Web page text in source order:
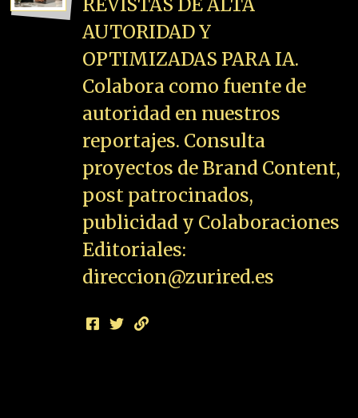
AUTORIDAD Y
OPTIMIZADAS PARA IA.
Colabora como fuente de
autoridad en nuestros
reportajes. Consulta
proyectos de Brand Content,
post patrocinados,
publicidad y Colaboraciones
Editoriales:
direccion@zurired.es